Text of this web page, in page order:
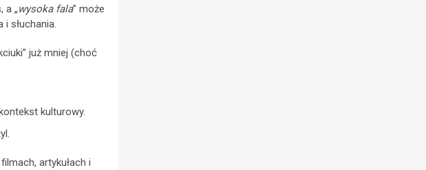
a „wysoka fala” może
słuchania.
już mniej (choć
kulturowy.
artykułach i